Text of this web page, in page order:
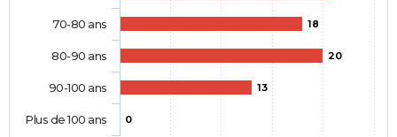
18
20
13
0
70-80 ans
80-90 ans
90-100 ans
Plus de 100 ans